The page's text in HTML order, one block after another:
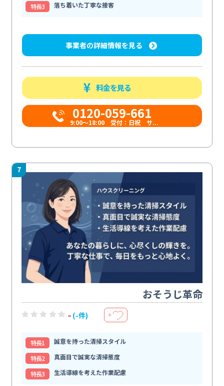
特⻑3
落ち着いた丁寧な接客
事業者の詳細情報を見る
料金を見る
0120-059-661
9:00〜18:00 受付：日祝 サ...
7
おそうじ革命
- (-件) ＋
特⻑1
誠意を持った清掃スタイル
特⻑2
真面目で誠実な清掃態度
特⻑3
生活導線を考えた作業配慮